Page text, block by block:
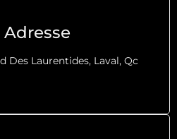
Adresse
Des Laurentides, Laval, Qc